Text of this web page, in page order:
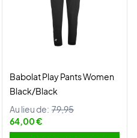
Babolat Play Pants Women
Black/Black
Au lieu de: 79,95
64,00 €